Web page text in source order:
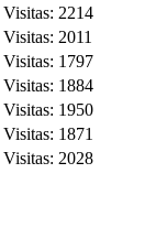
Visitas: 2214
Visitas: 2011
Visitas: 1797
Visitas: 1884
Visitas: 1950
Visitas: 1871
Visitas: 2028